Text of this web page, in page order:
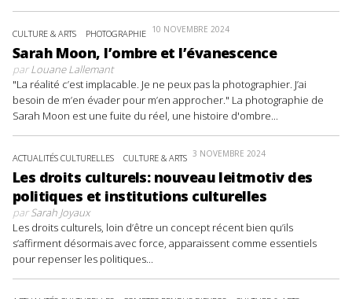
CULTURE & ARTS PHOTOGRAPHIE 10 NOVEMBRE 2024
Sarah Moon, l’ombre et l’évanescence
parLouane Lallemant
"La réalité c’est implacable. Je ne peux pas la photographier. J’ai
besoin de m’en évader pour m’en approcher." La photographie de
Sarah Moon est une fuite du réel, une histoire d'ombre...
ACTUALITÉS CULTURELLES CULTURE & ARTS 3 NOVEMBRE 2024
Les droits culturels: nouveau leitmotiv des
politiques et institutions culturelles
parSarah Joyaux
Les droits culturels, loin d’être un concept récent bien qu’ils
s’affirment désormais avec force, apparaissent comme essentiels
pour repenser les politiques...